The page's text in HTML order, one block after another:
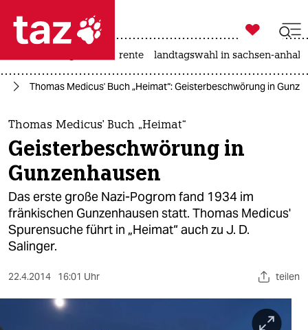
 taz zahl ich
taz zahl ich
themen
politik
öko
gesellschaft
kultur
sport

taz zahl ich
rente landtagswahl in sachsen-anhalt
Thomas Medicus' Buch „Heimat“: Geisterbeschwörung in
Thomas Medicus' Buch „Heimat“
Geisterbeschwörung in
Gunzenhausen
Das erste große Nazi-Pogrom fand 1934 im
fränkischen Gunzenhausen statt. Thomas Medicus'
Spurensuche führt in „Heimat“ auch zu J. D.
Salinger.
22.4.2014 16:01 Uhr teilen